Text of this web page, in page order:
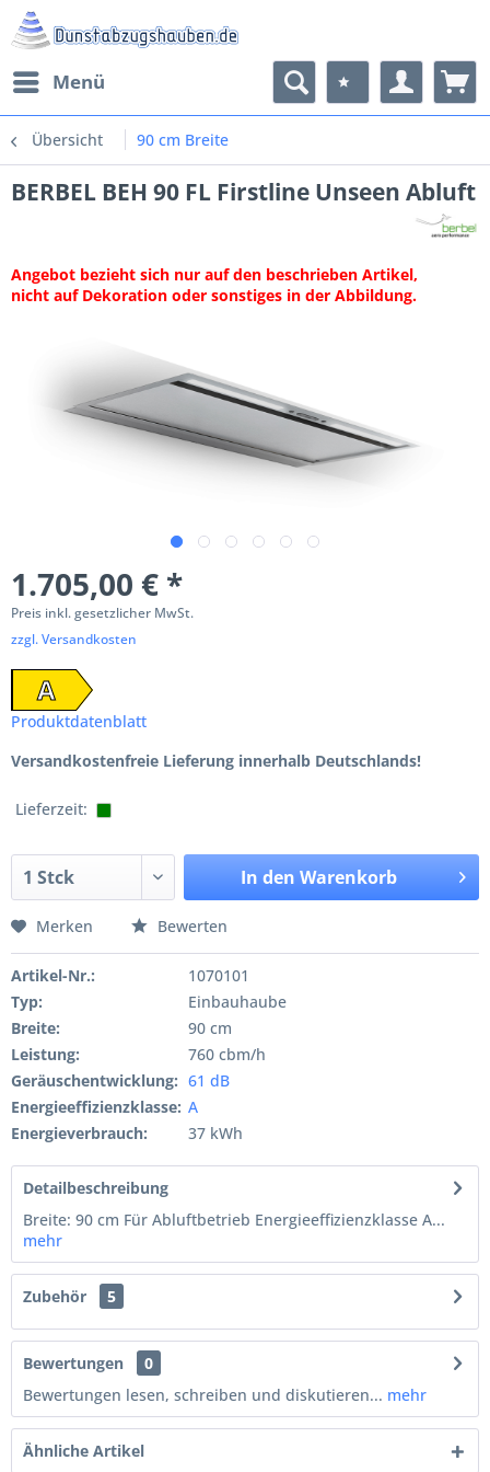
Menü
Übersicht 90 cm Breite
BERBEL BEH 90 FL Firstline Unseen Abluft
Angebot bezieht sich nur auf den beschrieben Artikel,
nicht auf Dekoration oder sonstiges in der Abbildung.
1.705,00 € *
Preis inkl. gesetzlicher MwSt.
zzgl. Versandkosten
A
Produktdatenblatt
Versandkostenfreie Lieferung innerhalb Deutschlands!
Lieferzeit:
In den Warenkorb
Merken Bewerten
Artikel-Nr.:
1070101
Typ:
Einbauhaube
Breite:
90 cm
Leistung:
760 cbm/h
Geräuschentwicklung: 61 dB
Energieeffizienzklasse: A
Energieverbrauch:
37 kWh
Detailbeschreibung
Breite: 90 cm Für Abluftbetrieb Energieeffizienzklasse A...
mehr
Zubehör 5
Bewertungen
0
Bewertungen lesen, schreiben und diskutieren... mehr
Ähnliche Artikel